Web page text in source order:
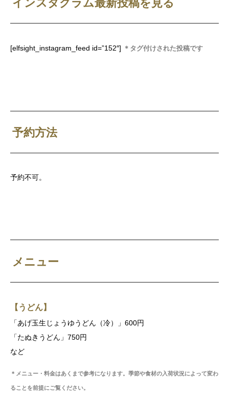
インスタグラム最新投稿を見る
[elfsight_instagram_feed id=”152″] ＊タグ付けされた投稿です
予約方法
予約不可。
メニュー
【うどん】
「あげ玉生じょうゆうどん（冷）」600円
「たぬきうどん」750円
など
＊メニュー・料金はあくまで参考になります。季節や食材の入荷状況によって変わ
ることを前提にご覧ください。